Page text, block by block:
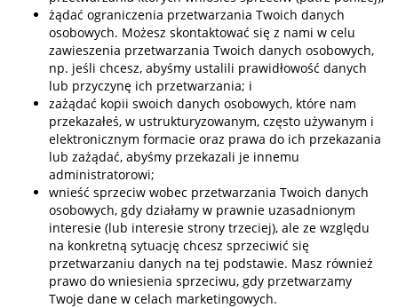
żądać ograniczenia przetwarzania Twoich danych
osobowych. Możesz skontaktować się z nami w celu
zawieszenia przetwarzania Twoich danych osobowych,
np. jeśli chcesz, abyśmy ustalili prawidłowość danych
lub przyczynę ich przetwarzania; i
zażądać kopii swoich danych osobowych, które nam
przekazałeś, w ustrukturyzowanym, często używanym i
elektronicznym formacie oraz prawa do ich przekazania
lub zażądać, abyśmy przekazali je innemu
administratorowi;
wnieść sprzeciw wobec przetwarzania Twoich danych
osobowych, gdy działamy w prawnie uzasadnionym
interesie (lub interesie strony trzeciej), ale ze względu
na konkretną sytuację chcesz sprzeciwić się
przetwarzaniu danych na tej podstawie. Masz również
prawo do wniesienia sprzeciwu, gdy przetwarzamy
Twoje dane w celach marketingowych.